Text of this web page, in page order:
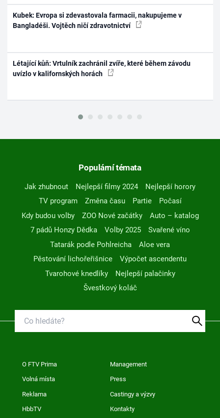
Kubek: Evropa si zdevastovala farmacii, nakupujeme v
Bangladéši. Vojtěch ničí zdravotnictví
Létající kůň: Vrtulník zachránil zvíře, které během závodu
uvízlo v kalifornských horách
Populární témata
Jak zhubnout Nejlepší filmy 2024
Nejlepší horory
TV program
Změna času Partie
Počasí
Kdy budou volby
ZOO Nové začátky
Auto – katalog
7 pádů Honzy Dědka
Volby 2025
Svařené víno
Tatarák podle Pohlreicha
Aloe vera
Pěstování lichořeřišnice
Výpočet ascendentu
Tvarohové knedlíky
Nejlepší palačinky
Švestkový koláč
O FTV Prima Management
Volná místa Press
Reklama Castingy a výzvy
HbbTV Kontakty